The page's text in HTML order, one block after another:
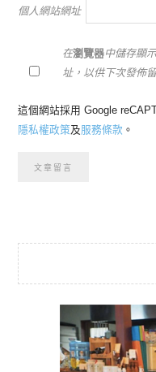
個人網站網址
在瀏覽器中儲存顯
址，以供下次發佈
這個網站採用 Google
隱私權政策及服務條款 。